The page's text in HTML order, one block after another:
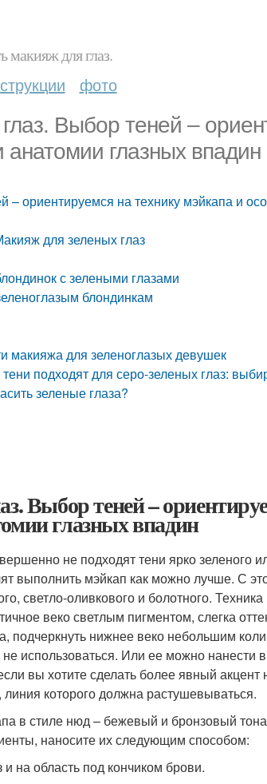
макияж для глаз.
фото
Выбор теней –
анатомии глазных впадин
– ориентируемся на технику мэйкапа и
для зеленых глаз
с зелеными глазами
блондинкам
макияжа для зеленоглазых девушек
подходят для серо-зеленых глаз:
зеленые глаза?
Выбор теней –
глазных впадин
не подходят тени ярко зеленого
выполнить мэйкап как можно лучше. С
светло-оливкового и болотного.
веко светлым пигментом, слегка
подчеркнуть нижнее веко небольшим
использоваться. Или ее можно нанести
вы хотите сделать более явный акцент
которого должна растушевываться.
в стиле нюд – бежевый и бронзовый
наносите их следующим способом:
на область под кончиком брови.